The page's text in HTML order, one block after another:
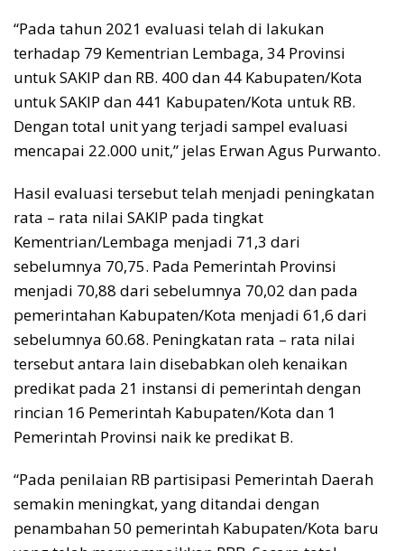
“Pada tahun 2021 evaluasi telah di lakukan
terhadap 79 Kementrian Lembaga, 34 Provinsi
untuk SAKIP dan RB. 400 dan 44 Kabupaten/Kota
untuk SAKIP dan 441 Kabupaten/Kota untuk RB.
Dengan total unit yang terjadi sampel evaluasi
mencapai 22.000 unit,” jelas Erwan Agus Purwanto.
Hasil evaluasi tersebut telah menjadi peningkatan
rata – rata nilai SAKIP pada tingkat
Kementrian/Lembaga menjadi 71,3 dari
sebelumnya 70,75. Pada Pemerintah Provinsi
menjadi 70,88 dari sebelumnya 70,02 dan pada
pemerintahan Kabupaten/Kota menjadi 61,6 dari
sebelumnya 60.68. Peningkatan rata – rata nilai
tersebut antara lain disebabkan oleh kenaikan
predikat pada 21 instansi di pemerintah dengan
rincian 16 Pemerintah Kabupaten/Kota dan 1
Pemerintah Provinsi naik ke predikat B.
“Pada penilaian RB partisipasi Pemerintah Daerah
semakin meningkat, yang ditandai dengan
penambahan 50 pemerintah Kabupaten/Kota baru